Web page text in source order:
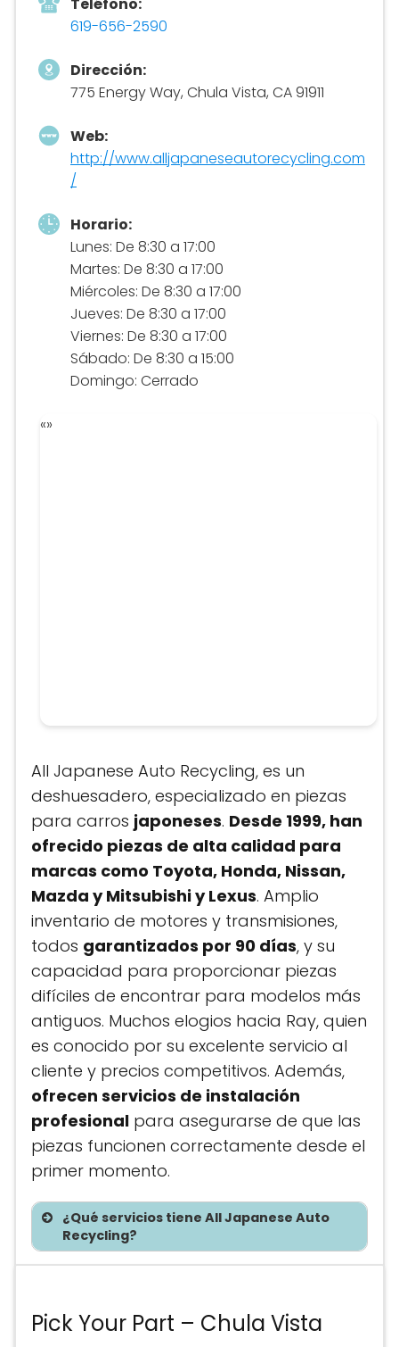
619-656-2590
Dirección:
775 Energy Way, Chula Vista, CA 91911
Web:
http://www.alljapaneseautorecycling.com
/
Horario:
Lunes: De 8:30 a 17:00
Martes: De 8:30 a 17:00
Miércoles: De 8:30 a 17:00
Jueves: De 8:30 a 17:00
Viernes: De 8:30 a 17:00
Sábado: De 8:30 a 15:00
Domingo: Cerrado
«»
All Japanese Auto Recycling, es un
deshuesadero, especializado en piezas
para carros japoneses. Desde 1999, han
ofrecido piezas de alta calidad para
marcas como Toyota, Honda, Nissan,
Mazda y Mitsubishi y Lexus. Amplio
inventario de motores y transmisiones,
todos garantizados por 90 días, y su
capacidad para proporcionar piezas
difíciles de encontrar para modelos más
antiguos. Muchos elogios hacia Ray, quien
es conocido por su excelente servicio al
cliente y precios competitivos. Además,
ofrecen servicios de instalación
profesional para asegurarse de que las
piezas funcionen correctamente desde el
primer momento.
¿Qué servicios tiene All Japanese Auto
Recycling?
Pick Your Part – Chula Vista